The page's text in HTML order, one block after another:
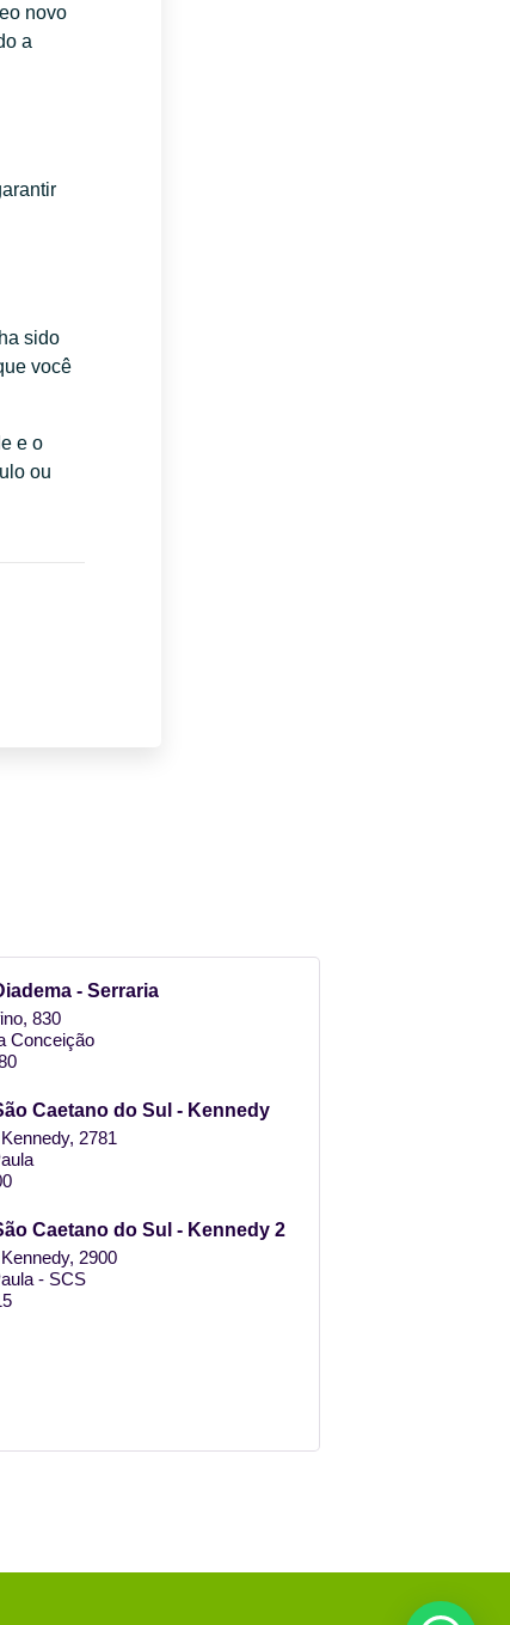
novo
a
sido
você
e o
ou
- Serraria​
830
Conceição
Caetano do Sul - Kennedy
2781
Caetano do Sul - Kennedy 2
2900
- SCS